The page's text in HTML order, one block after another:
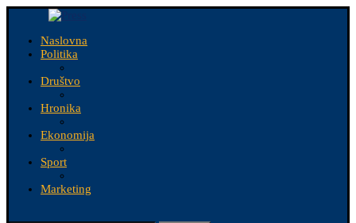
Naslovna
Politika
Društvo
Hronika
Ekonomija
Sport
Marketing